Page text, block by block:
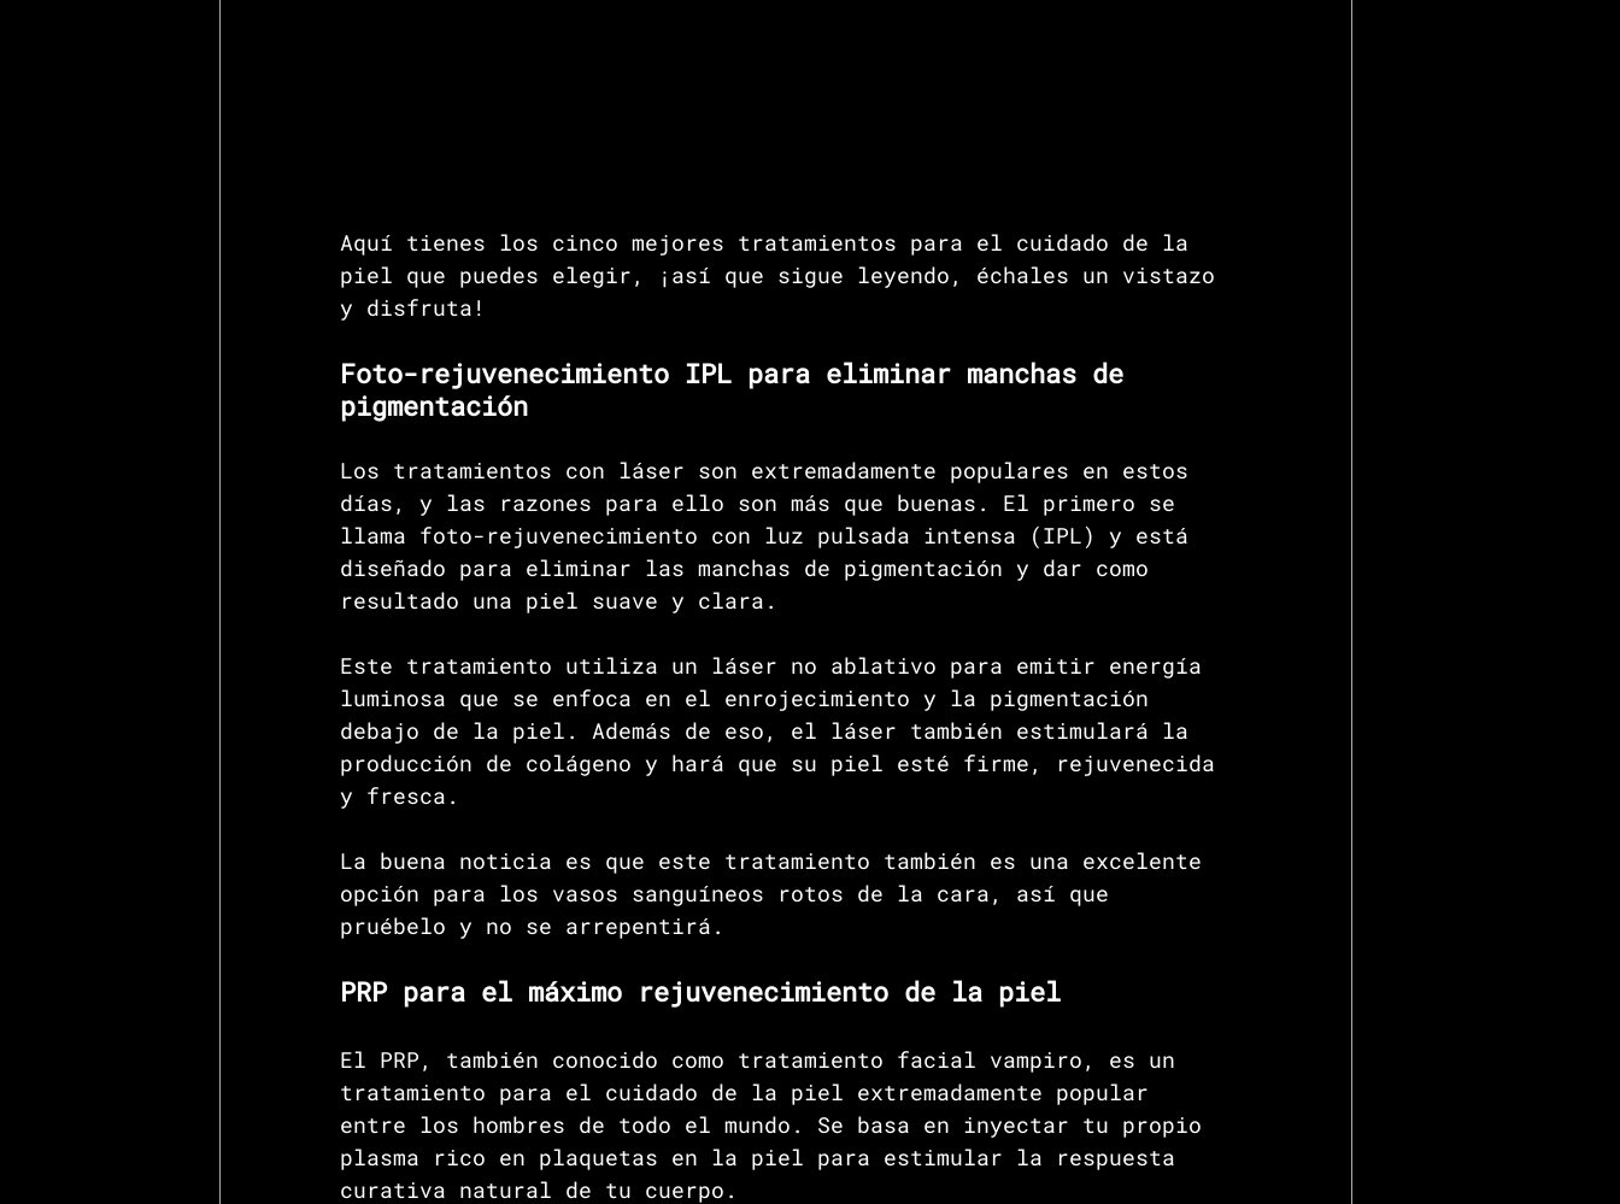
Aquí tienes los cinco mejores tratamientos para el cuidado de la
piel que puedes elegir, ¡así que sigue leyendo, échales un vistazo
y disfruta!
Foto-rejuvenecimiento IPL para eliminar manchas de
pigmentación
Los tratamientos con láser son extremadamente populares en estos
días, y las razones para ello son más que buenas. El primero se
llama foto-rejuvenecimiento con luz pulsada intensa (IPL) y está
diseñado para eliminar las manchas de pigmentación y dar como
resultado una piel suave y clara.
Este tratamiento utiliza un láser no ablativo para emitir energía
luminosa que se enfoca en el enrojecimiento y la pigmentación
debajo de la piel. Además de eso, el láser también estimulará la
producción de colágeno y hará que su piel esté firme, rejuvenecida
y fresca.
La buena noticia es que este tratamiento también es una excelente
opción para los vasos sanguíneos rotos de la cara, así que
pruébelo y no se arrepentirá.
PRP para el máximo rejuvenecimiento de la piel
El PRP, también conocido como tratamiento facial vampiro, es un
tratamiento para el cuidado de la piel extremadamente popular
entre los hombres de todo el mundo. Se basa en inyectar tu propio
plasma rico en plaquetas en la piel para estimular la respuesta
curativa natural de tu cuerpo.